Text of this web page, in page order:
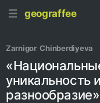
geograffee
Zarnigor  Chinberdiyeva
уникальность
разнообразие»